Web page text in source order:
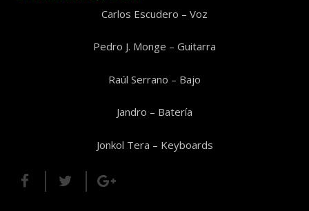
Carlos Escudero – Voz
Pedro J. Monge – Guitarra
Raúl Serrano – Bajo
Jandro – Batería
Jonkol Tera – Keyboards